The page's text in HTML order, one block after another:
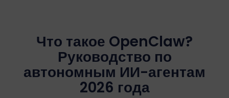
Что такое OpenClaw?
Руководство по
автономным ИИ-агентам
2026 года